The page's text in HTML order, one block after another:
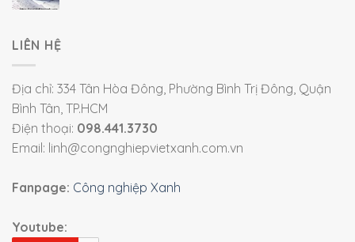
LIÊN HỆ
Địa chỉ: 334 Tân Hòa Đông, Phường Bình Trị Đông, Quận
Bình Tân, TP.HCM
Điện thoại: 098.441.3730
Email: linh@congnghiepvietxanh.com.vn
Fanpage: Công nghiệp Xanh
Youtube: